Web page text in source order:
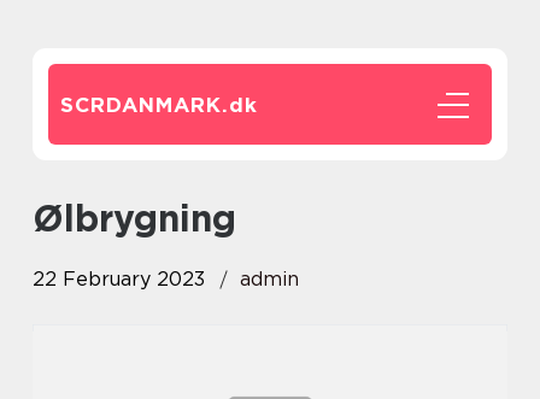
SCRDANMARK.dk
ølbrygning
22 February 2023 admin